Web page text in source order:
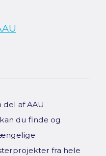
del af AAU
du finde og
fra hele